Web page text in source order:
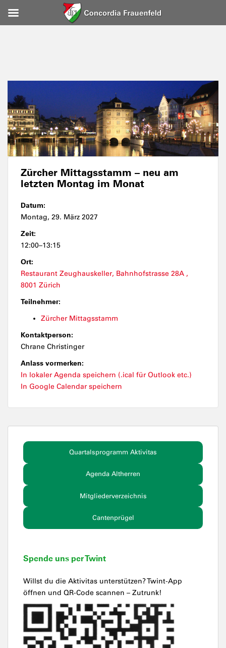
Zürcher Mittagsstamm – neu am
letzten Montag im Monat
Datum:
Montag, 29. März 2027
Zeit:
12:00–13:15
Ort:
Restaurant Zeughauskeller, Bahnhofstrasse 28A ,
8001 Zürich
Teilnehmer:
Zürcher Mittagsstamm
Kontaktperson:
Chrane Christinger
Anlass vormerken:
In lokaler Agenda speichern (.ical für Outlook etc.)
In Google Calendar speichern
Quartalsprogramm Aktivitas
Agenda Altherren
Mitgliederverzeichnis
Cantenprügel
Spende uns per Twint
Willst du die Aktivitas unterstützen? Twint-App
öffnen und QR-Code scannen – Zutrunk!